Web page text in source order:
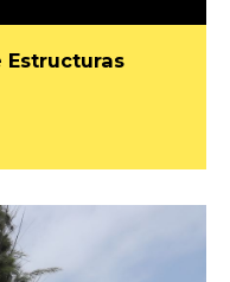
Estructuras